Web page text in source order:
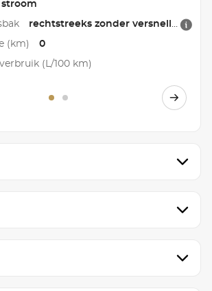
stroom
rechtstreeks zonder versnellingsbak
(km) 0
(L/100 km)